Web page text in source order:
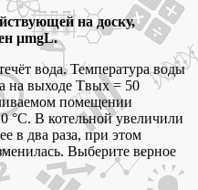
на доску,
μmgL.
вода. Температура воды
на выходе Tвых = 50
помещении
°C. В котельной увеличили
в два раза, при этом
Выберите верное